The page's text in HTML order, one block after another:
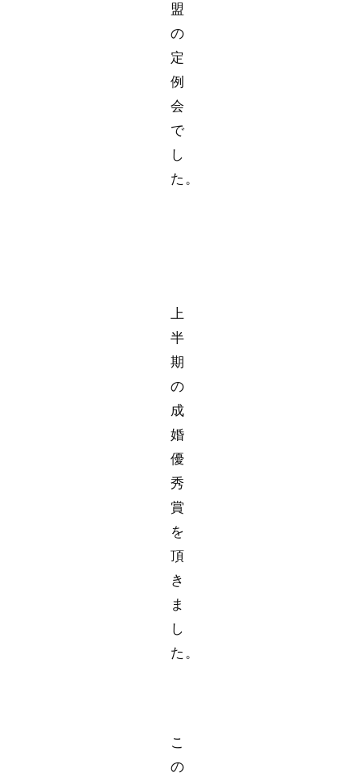
盟
の
定
例
会
で
し
た。
上
半
期
の
成
婚
優
秀
賞
を
頂
き
ま
し
た。
こ
の